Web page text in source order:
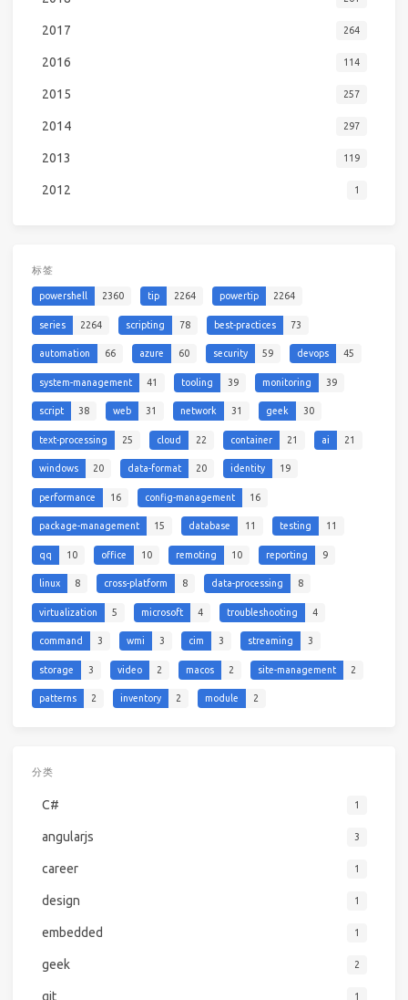
2017 264
2016 114
2015 257
2014 297
2013 119
2012 1
标签
powershell 2360 tip 2264 powertip 2264
series 2264 scripting 78 best-practices 73
automation 66 azure 60 security 59 devops 45
system-management 41 tooling 39 monitoring 39
script 38 web 31 network 31 geek 30
text-processing 25 cloud 22 container 21 ai 21
windows 20 data-format 20 identity 19
performance 16 config-management 16
package-management 15 database 11 testing 11
qq 10 office 10 remoting 10 reporting 9
linux 8 cross-platform 8 data-processing 8
virtualization 5 microsoft 4 troubleshooting 4
command 3 wmi 3 cim 3 streaming 3
storage 3 video 2 macos 2 site-management 2
patterns 2 inventory 2 module 2
分类
C# 1
angularjs 3
career 1
design 1
embedded 1
geek 2
git 1